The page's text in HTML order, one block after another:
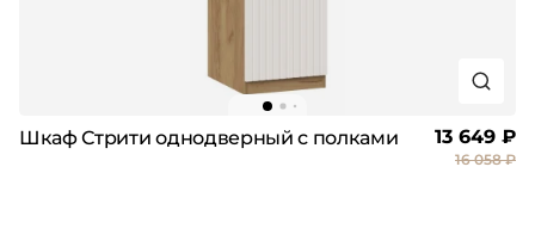
Шкаф Стрити однодверный с полками 13 649 ₽
16 058 ₽